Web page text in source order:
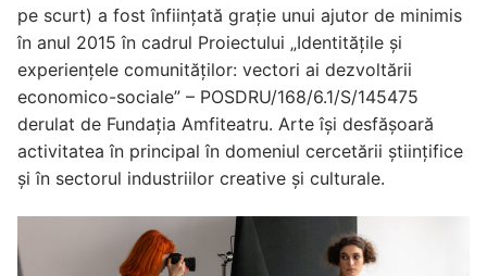
pe scurt) a fost înființată grație unui ajutor de minimis
în anul 2015 în cadrul Proiectului „Identitățile și
experiențele comunităților: vectori ai dezvoltării
economico-sociale” – POSDRU/168/6.1/S/145475
derulat de Fundația Amfiteatru. Arte își desfășoară
activitatea în principal în domeniul cercetării științifice
și în sectorul industriilor creative și culturale.